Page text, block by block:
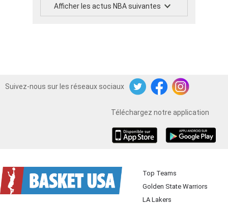
Afficher les actus NBA suivantes
Suivez-nous sur les réseaux sociaux
TwitterFacebookInstagram
Téléchargez notre application
Top Teams
Golden State Warriors
LA Lakers